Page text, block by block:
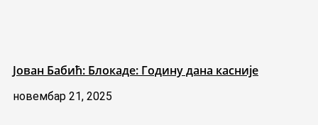
Јован Бабић: Блокаде: Годину дана касније
новембар 21, 2025